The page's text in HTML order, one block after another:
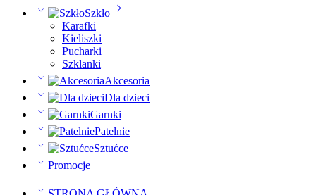
Szkło
Karafki
Kieliszki
Pucharki
Szklanki
Akcesoria
Dla dzieci
Garnki
Patelnie
Sztućce
Promocje